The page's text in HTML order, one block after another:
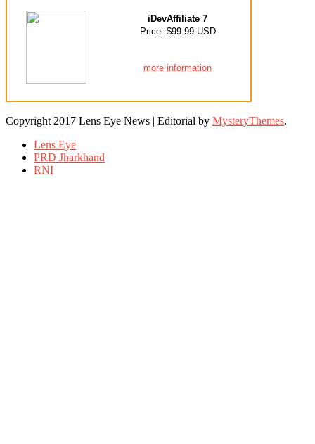
iDevAffiliate 7
Price: $99.99 USD
more information
Copyright 2017 Lens Eye News | Editorial by MysteryThemes.
Lens Eye
PRD Jharkhand
RNI